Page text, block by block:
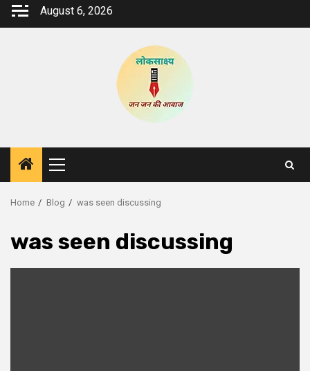
Skip
August 6, 2026
Primary
Menu
Home Blog was seen discussing
was seen discussing